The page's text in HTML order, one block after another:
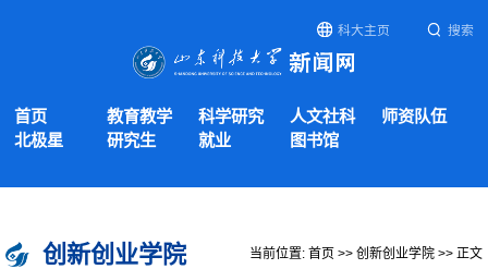
科大主页 搜索
首页 教育教学 科学研究 人文社科
师资队伍
北极星
研究生 就业 图书馆
创新创业学院 当前位置: 首页 >> 创新创业学院 >> 正文